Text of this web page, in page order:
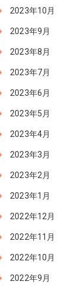
2023年10月
2023年9月
2023年8月
2023年7月
2023年6月
2023年5月
2023年4月
2023年3月
2023年2月
2023年1月
2022年12月
2022年11月
2022年10月
2022年9月